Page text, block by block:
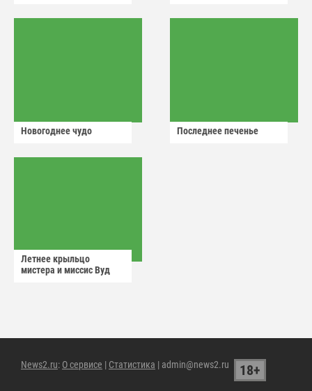
Новогоднее чудо Последнее печенье
Летнее крыльцо
мистера и миссис Вуд
News2.ru: О сервисе | Статистика | admin@news2.ru 18+